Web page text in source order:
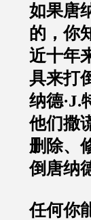
如果唐
的，你
近十年
具来打
纳德·J.
他们撒
删除、
倒唐纳
任何你